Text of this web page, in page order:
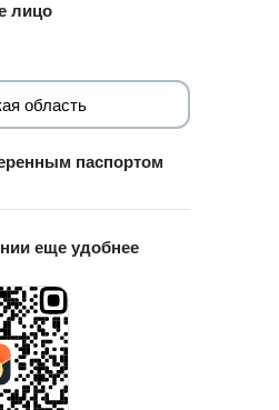
лицо
паспортом
еще удобнее